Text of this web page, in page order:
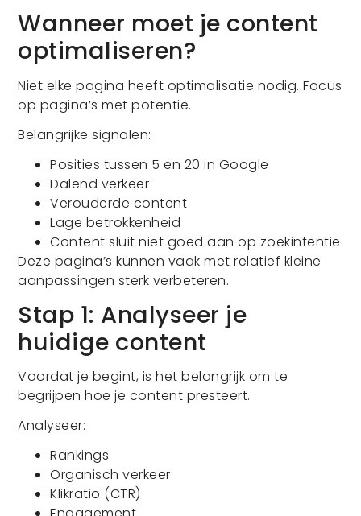
Wanneer moet je content
optimaliseren?
Niet elke pagina heeft optimalisatie nodig. Focus
op pagina’s met potentie.
Belangrijke signalen:
Posities tussen 5 en 20 in Google
Dalend verkeer
Verouderde content
Lage betrokkenheid
Content sluit niet goed aan op zoekintentie
Deze pagina’s kunnen vaak met relatief kleine
aanpassingen sterk verbeteren.
Stap 1: Analyseer je
huidige content
Voordat je begint, is het belangrijk om te
begrijpen hoe je content presteert.
Analyseer:
Rankings
Organisch verkeer
Klikratio (CTR)